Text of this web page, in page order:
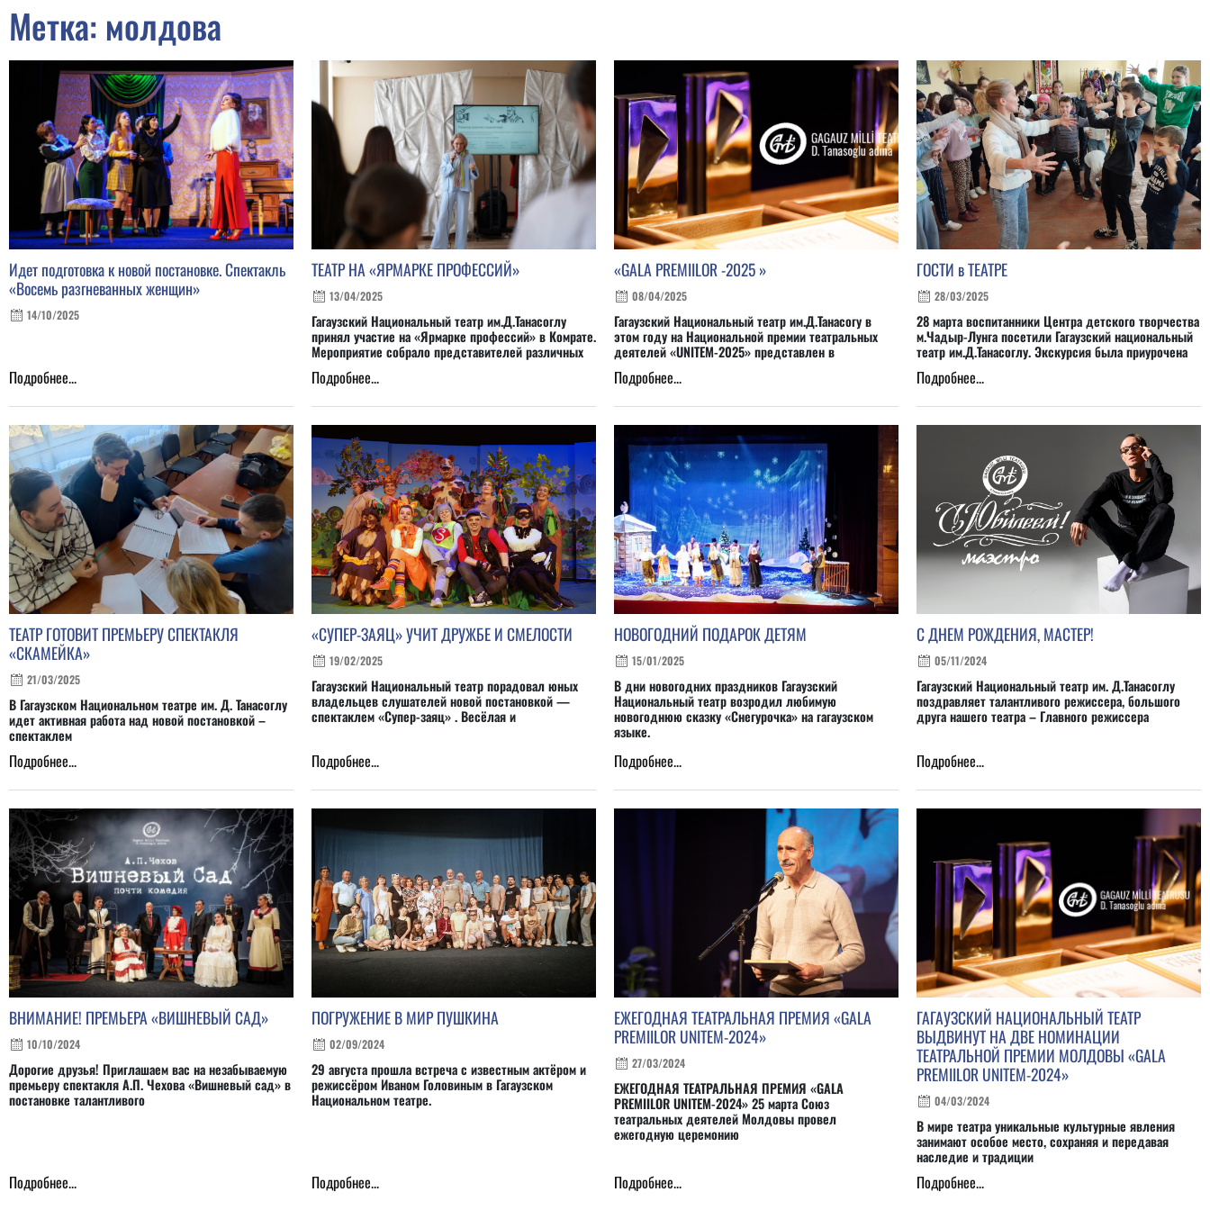
Метка: молдова
Идет подготовка к новой постановке. Спектакль
«Восемь разгневанных женщин»
14/10/2025
Подробнее...
ТЕАТР НА «ЯРМАРКЕ ПРОФЕССИЙ»
13/04/2025
Гагаузский Национальный театр им.Д.Танасоглу
принял участие на «Ярмарке профессий» в Комрате.
Мероприятие собрало представителей различных
Подробнее...
«GALA PREMIILOR -2025 »
08/04/2025
Гагаузский Национальный театр им.Д.Танасогу в
этом году на Национальной премии театральных
деятелей «UNITEM-2025» представлен в
Подробнее...
ГОСТИ в ТЕАТРЕ
28/03/2025
28 марта воспитанники Центра детского творчества
м.Чадыр-Лунга посетили Гагаузский национальный
театр им.Д.Танасоглу. Экскурсия была приурочена
Подробнее...
ТЕАТР ГОТОВИТ ПРЕМЬЕРУ СПЕКТАКЛЯ
«СКАМЕЙКА»
21/03/2025
В Гагаузском Национальном театре им. Д. Танасоглу
идет активная работа над новой постановкой –
спектаклем
Подробнее...
«СУПЕР-ЗАЯЦ» УЧИТ ДРУЖБЕ И СМЕЛОСТИ
19/02/2025
Гагаузский Национальный театр порадовал юных
владельцев слушателей новой постановкой —
спектаклем «Супер-заяц» . Весёлая и
Подробнее...
НОВОГОДНИЙ ПОДАРОК ДЕТЯМ
15/01/2025
В дни новогодних праздников Гагаузский
Национальный театр возродил любимую
новогоднюю сказку «Снегурочка» на гагаузском
языке.
Подробнее...
С ДНЕМ РОЖДЕНИЯ, МАСТЕР!
05/11/2024
Гагаузский Национальный театр им. Д.Танасоглу
поздравляет талантливого режиссера, большого
друга нашего театра – Главного режиссера
Подробнее...
ВНИМАНИЕ! ПРЕМЬЕРА «ВИШНЕВЫЙ САД»
10/10/2024
Дорогие друзья! Приглашаем вас на незабываемую
премьеру спектакля А.П. Чехова «Вишневый сад» в
постановке талантливого
Подробнее...
ПОГРУЖЕНИЕ В МИР ПУШКИНА
02/09/2024
29 августа прошла встреча с известным актёром и
режиссёром Иваном Головиным в Гагаузском
Национальном театре.
Подробнее...
ЕЖЕГОДНАЯ ТЕАТРАЛЬНАЯ ПРЕМИЯ «GALA
PREMIILOR UNITEM-2024»
27/03/2024
ЕЖЕГОДНАЯ ТЕАТРАЛЬНАЯ ПРЕМИЯ «GALA
PREMIILOR UNITEM-2024» 25 марта Союз
театральных деятелей Молдовы провел
ежегодную церемонию
Подробнее...
ГАГАУЗСКИЙ НАЦИОНАЛЬНЫЙ ТЕАТР
ВЫДВИНУТ НА ДВЕ НОМИНАЦИИ
ТЕАТРАЛЬНОЙ ПРЕМИИ МОЛДОВЫ «GALA
PREMIILOR UNITEM-2024»
04/03/2024
В мире театра уникальные культурные явления
занимают особое место, сохраняя и передавая
наследие и традиции
Подробнее...